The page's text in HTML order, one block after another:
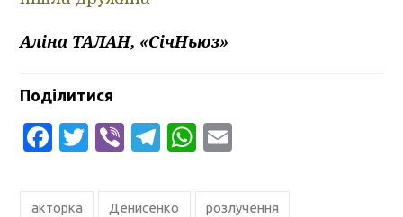
Аліна ТАЛАН, «СічНьюз»
Поділитися
Facebook
Twitter
ViberTelegram
WhatsApp
акторка Денисенко розлучення